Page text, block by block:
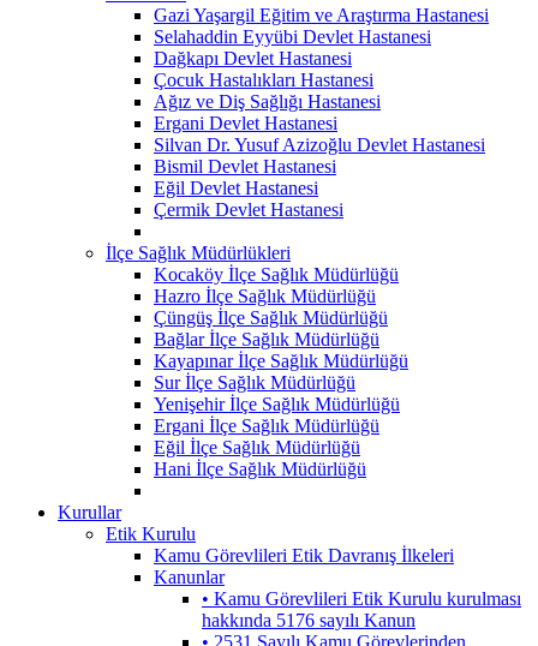
Gazi Yaşargil Eğitim ve Araştırma Hastanesi
Selahaddin Eyyübi Devlet Hastanesi
Dağkapı Devlet Hastanesi
Çocuk Hastalıkları Hastanesi
Ağız ve Diş Sağlığı Hastanesi
Ergani Devlet Hastanesi
Silvan Dr. Yusuf Azizoğlu Devlet Hastanesi
Bismil Devlet Hastanesi
Eğil Devlet Hastanesi
Çermik Devlet Hastanesi
İlçe Sağlık Müdürlükleri
Kocaköy İlçe Sağlık Müdürlüğü
Hazro İlçe Sağlık Müdürlüğü
Çüngüş İlçe Sağlık Müdürlüğü
Bağlar İlçe Sağlık Müdürlüğü
Kayapınar İlçe Sağlık Müdürlüğü
Sur İlçe Sağlık Müdürlüğü
Yenişehir İlçe Sağlık Müdürlüğü
Ergani İlçe Sağlık Müdürlüğü
Eğil İlçe Sağlık Müdürlüğü
Hani İlçe Sağlık Müdürlüğü
Kurullar
Etik Kurulu
Kamu Görevlileri Etik Davranış İlkeleri
Kanunlar
• Kamu Görevlileri Etik Kurulu kurulması
hakkında 5176 sayılı Kanun
• 2531 Sayılı Kamu Görevlerinden